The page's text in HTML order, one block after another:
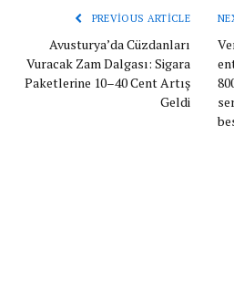
PREVIOUS ARTICLE
Avusturya’da Cüzdanları
Vuracak Zam Dalgası: Sigara
Paketlerine 10–40 Cent Artış
Geldi